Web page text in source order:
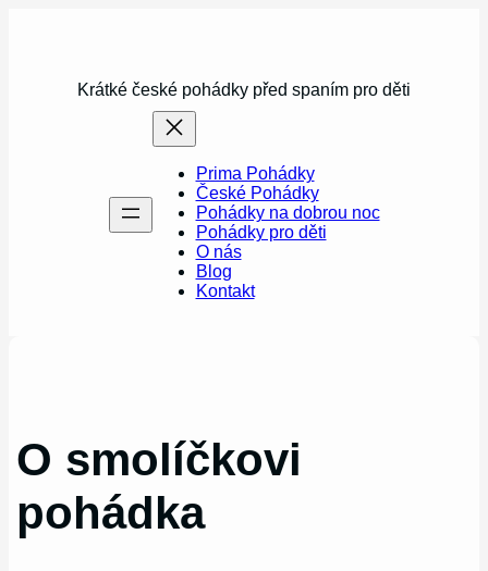
Krátké české pohádky před spaním pro děti
Prima Pohádky
České Pohádky
Pohádky na dobrou noc
Pohádky pro děti
O nás
Blog
Kontakt
O smolíčkovi
pohádka